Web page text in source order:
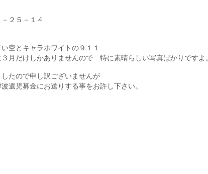
５－１４
とキャラホワイトの９１１
月だけしかありませんので 特に素晴らしい写真ばかりですよ。
たので申し訳ございませんが
遺児募金にお送りする事をお許し下さい。